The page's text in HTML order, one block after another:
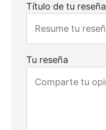
Título de tu reseña
Tu reseña